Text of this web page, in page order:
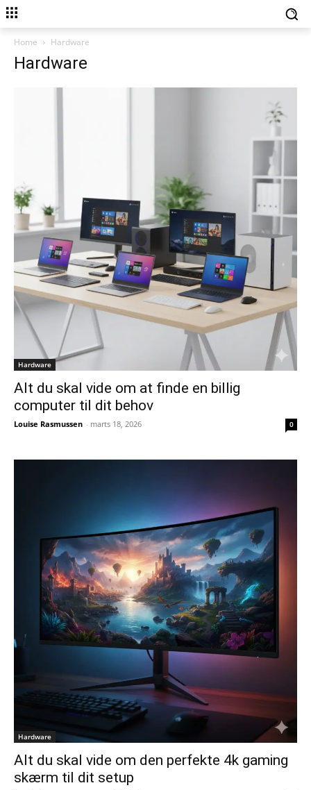
Home Hardware
Hardware
Hardware
Alt du skal vide om at finde en billig
computer til dit behov
Louise Rasmussen - marts 18, 2026 0
Hardware
Alt du skal vide om den perfekte 4k gaming
skærm til dit setup